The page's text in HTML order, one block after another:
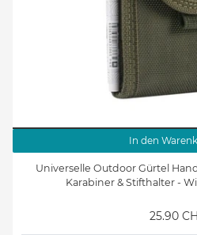
In den
Universelle Outdoor Gürtel
Karabiner & Stifthalter -
25.90